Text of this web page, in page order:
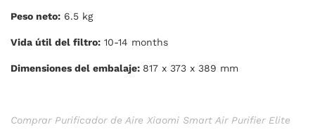
Peso neto: 6.5 kg
Vida útil del filtro: 10-14 months
Dimensiones del embalaje: 817 x 373 x 389 mm
Comprar Purificador de Aire Xiaomi Smart Air Purifier Elite